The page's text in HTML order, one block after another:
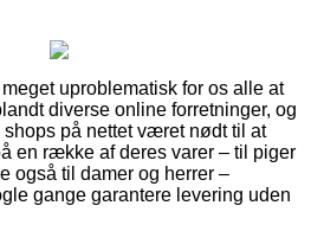
uproblematisk for os alle at
diverse online forretninger, og
på nettet været nødt til at
en række af deres varer – til piger
også til damer og herrer –
gange garantere levering uden